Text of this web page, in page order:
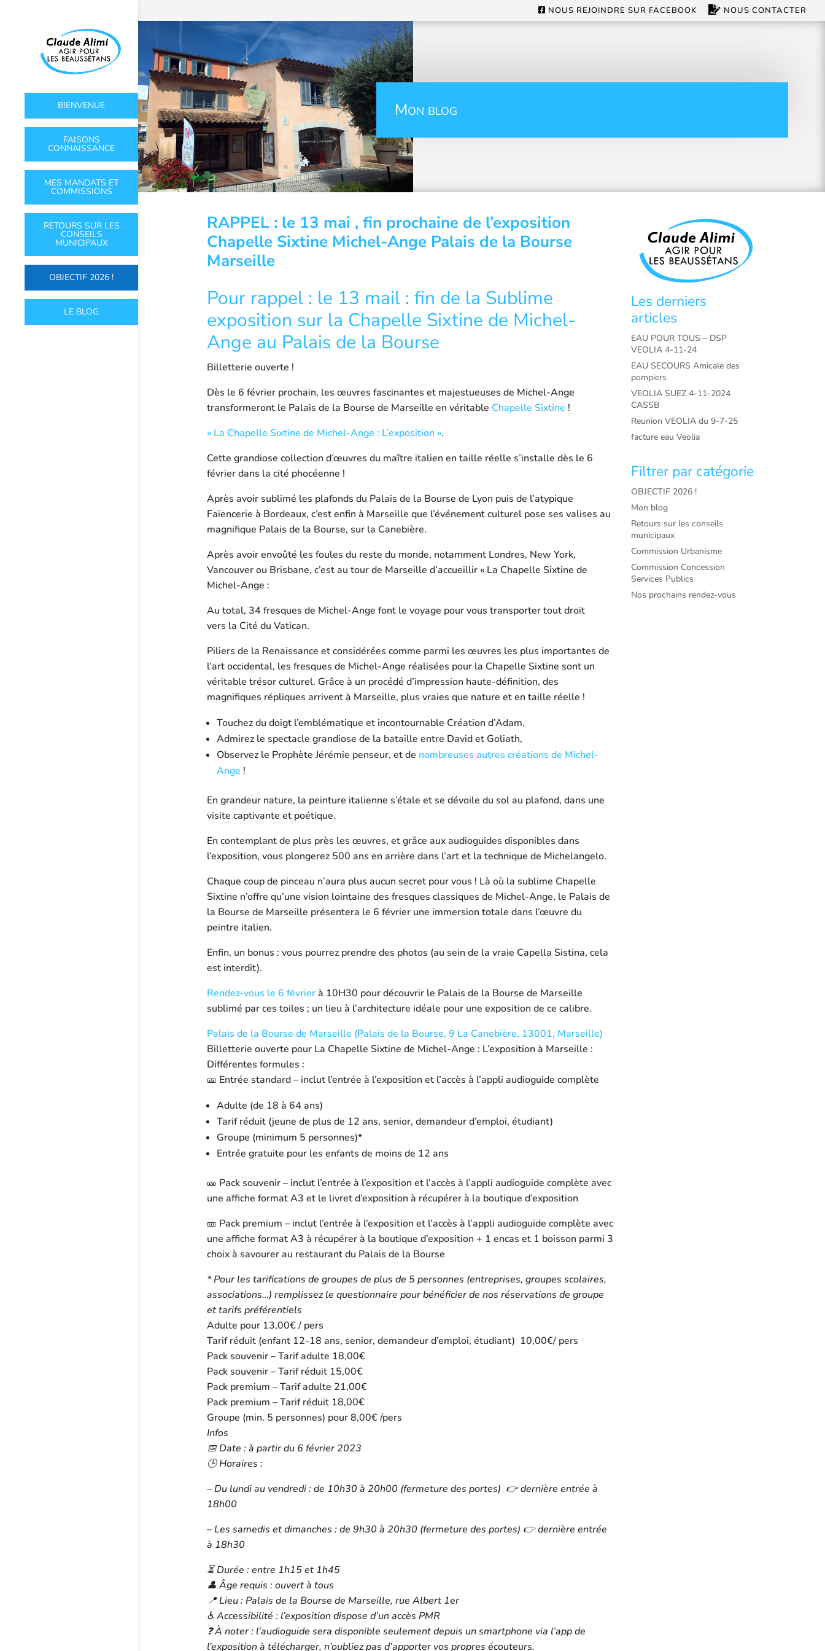
NOUS REJOINDRE SUR FACEBOOK NOUS CONTACTER
BIENVENUE
FAISONS
CONNAISSANCE
MES MANDATS ET
COMMISSIONS
RETOURS SUR LES
CONSEILS
MUNICIPAUX
OBJECTIF 2026 !
LE BLOG
Mon blog
RAPPEL : le 13 mai , fin prochaine de l’exposition
Chapelle Sixtine Michel-Ange Palais de la Bourse
Marseille
Pour rappel : le 13 mail : fin de la Sublime
exposition sur la Chapelle Sixtine de Michel-
Ange au Palais de la Bourse
Billetterie ouverte !
Dès le 6 février prochain, les œuvres fascinantes et majestueuses de Michel-Ange
transformeront le Palais de la Bourse de Marseille en véritable Chapelle Sixtine !
« La Chapelle Sixtine de Michel-Ange : L’exposition ».
Cette grandiose collection d’œuvres du maître italien en taille réelle s’installe dès le 6
février dans la cité phocéenne !
Après avoir sublimé les plafonds du Palais de la Bourse de Lyon puis de l’atypique
Faïencerie à Bordeaux, c’est enfin à Marseille que l’événement culturel pose ses valises au
magnifique Palais de la Bourse, sur la Canebière.
Après avoir envoûté les foules du reste du monde, notamment Londres, New York,
Vancouver ou Brisbane, c’est au tour de Marseille d’accueillir « La Chapelle Sixtine de
Michel-Ange :
Au total, 34 fresques de Michel-Ange font le voyage pour vous transporter tout droit
vers la Cité du Vatican.
Piliers de la Renaissance et considérées comme parmi les œuvres les plus importantes de
l’art occidental, les fresques de Michel-Ange réalisées pour la Chapelle Sixtine sont un
véritable trésor culturel. Grâce à un procédé d’impression haute-définition, des
magnifiques répliques arrivent à Marseille, plus vraies que nature et en taille réelle !
Touchez du doigt l’emblématique et incontournable Création d’Adam,
Admirez le spectacle grandiose de la bataille entre David et Goliath,
Observez le Prophète Jérémie penseur, et de nombreuses autres créations de Michel-
Ange !
En grandeur nature, la peinture italienne s’étale et se dévoile du sol au plafond, dans une
visite captivante et poétique.
En contemplant de plus près les œuvres, et grâce aux audioguides disponibles dans
l’exposition, vous plongerez 500 ans en arrière dans l’art et la technique de Michelangelo.
Chaque coup de pinceau n’aura plus aucun secret pour vous ! Là où la sublime Chapelle
Sixtine n’offre qu’une vision lointaine des fresques classiques de Michel-Ange, le Palais de
la Bourse de Marseille présentera le 6 février une immersion totale dans l’œuvre du
peintre italien.
Enfin, un bonus : vous pourrez prendre des photos (au sein de la vraie Capella Sistina, cela
est interdit).
Rendez-vous le 6 févrierà 10H30 pour découvrir le Palais de la Bourse de Marseille
sublimé par ces toiles ; un lieu à l’architecture idéale pour une exposition de ce calibre.
Palais de la Bourse de Marseille (Palais de la Bourse, 9 La Canebière, 13001, Marseille)
Billetterie ouverte pour La Chapelle Sixtine de Michel-Ange : L’exposition à Marseille :
Différentes formules :
🎫 Entrée standard – inclut l’entrée à l’exposition et l’accès à l’appli audioguide complète
Adulte (de 18 à 64 ans)
Tarif réduit (jeune de plus de 12 ans, senior, demandeur d’emploi, étudiant)
Groupe (minimum 5 personnes)*
Entrée gratuite pour les enfants de moins de 12 ans
🎫 Pack souvenir – inclut l’entrée à l’exposition et l’accès à l’appli audioguide complète avec
une affiche format A3 et le livret d’exposition à récupérer à la boutique d’exposition
🎫 Pack premium – inclut l’entrée à l’exposition et l’accès à l’appli audioguide complète avec
une affiche format A3 à récupérer à la boutique d’exposition + 1 encas et 1 boisson parmi 3
choix à savourer au restaurant du Palais de la Bourse
* Pour les tarifications de groupes de plus de 5 personnes (entreprises, groupes scolaires,
associations…) remplissez le questionnaire pour bénéficier de nos réservations de groupe
et tarifs préférentiels
Adulte pour 13,00€ / pers
Tarif réduit (enfant 12-18 ans, senior, demandeur d’emploi, étudiant) 10,00€/ pers
Pack souvenir – Tarif adulte 18,00€
Pack souvenir – Tarif réduit 15,00€
Pack premium – Tarif adulte 21,00€
Pack premium – Tarif réduit 18,00€
Groupe (min. 5 personnes) pour 8,00€ /pers
Infos
📅 Date : à partir du 6 février 2023
🕒 Horaires :
– Du lundi au vendredi : de 10h30 à 20h00 (fermeture des portes) 👉 dernière entrée à
18h00
– Les samedis et dimanches : de 9h30 à 20h30 (fermeture des portes) 👉 dernière entrée
à 18h30
⏳ Durée : entre 1h15 et 1h45
👤 Âge requis : ouvert à tous
📍 Lieu : Palais de la Bourse de Marseille, rue Albert 1er
♿ Accessibilité : l’exposition dispose d’un accès PMR
❓ À noter : l’audioguide sera disponible seulement depuis un smartphone via l’app de
l’exposition à télécharger, n’oubliez pas d’apporter vos propres écouteurs.
Les derniers
articles
EAU POUR TOUS – DSP
VEOLIA 4-11-24
EAU SECOURS Amicale des
pompiers
VEOLIA SUEZ 4-11-2024
CASSB
Reunion VEOLIA du 9-7-25
facture eau Veolia
Filtrer par catégorie
OBJECTIF 2026 !
Mon blog
Retours sur les conseils
municipaux
Commission Urbanisme
Commission Concession
Services Publics
Nos prochains rendez-vous